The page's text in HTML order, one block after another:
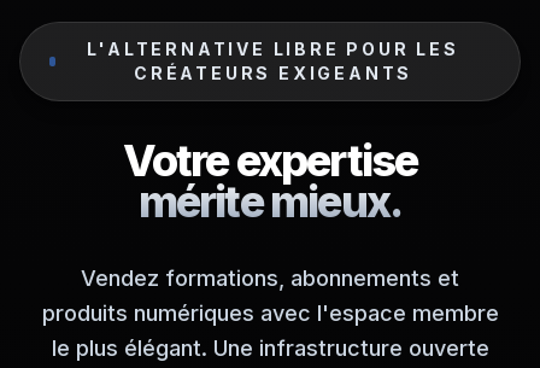
L'ALTERNATIVE LIBRE POUR LES
CRÉATEURS EXIGEANTS
Votre expertise
mérite mieux.
Vendez formations, abonnements et
produits numériques avec l'espace membre
le plus élégant. Une infrastructure ouverte